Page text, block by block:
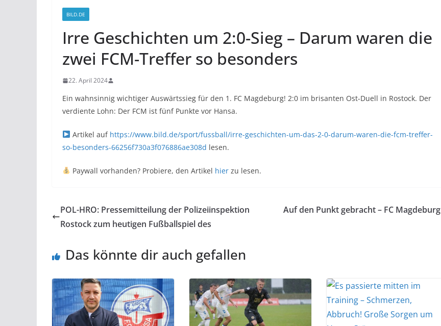
BILD.DE
Irre Geschichten um 2:0-Sieg – Darum waren die
zwei FCM-Treffer so besonders
22. April 2024
Ein wahnsinnig wichtiger Auswärtssieg für den 1. FC Magdeburg! 2:0 im brisanten Ost-Duell in Rostock. Der
verdiente Lohn: Der FCM ist fünf Punkte vor Hansa.
Artikel auf https://www.bild.de/sport/fussball/irre-geschichten-um-das-2-0-darum-waren-die-fcm-treffer-
so-besonders-66256f730a3f076886ae308d lesen.
Paywall vorhanden? Probiere, den Artikel hierzu lesen.
POL-HRO: Pressemitteilung der Polizeiinspektion
Rostock zum heutigen Fußballspiel des
Auf den Punkt gebracht – FC Magdeburg
Das könnte dir auch gefallen